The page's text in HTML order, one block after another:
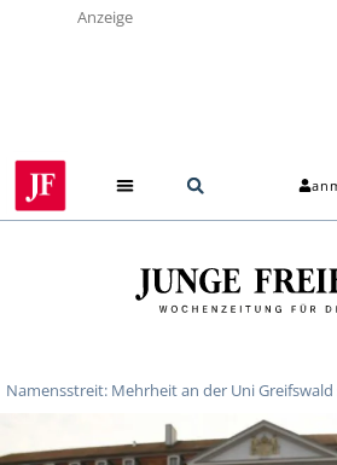
Anzeige
Namensstreit: Mehrheit an der Uni